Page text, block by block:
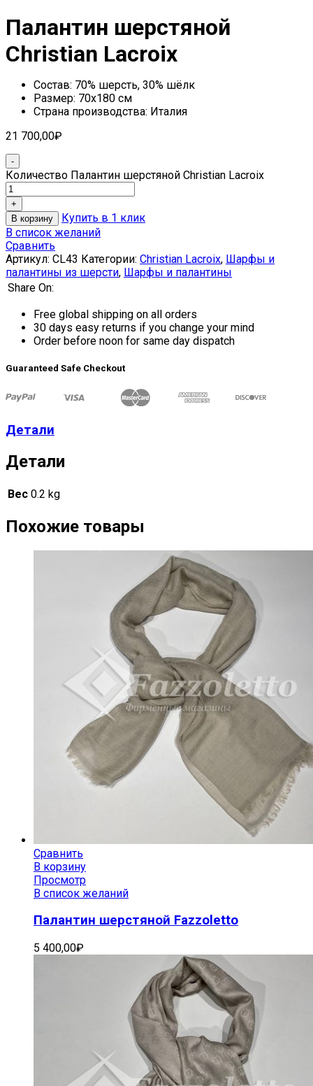
Палантин шерстяной
Christian Lacroix
Состав: 70% шерсть, 30% шёлк
Размер: 70х180 см
Страна производства: Италия
21 700,00₽
Количество Палантин шерстяной Christian Lacroix
В корзину
Купить в 1 клик
В список желаний
Сравнить
Артикул: CL43 Категории: Christian Lacroix, Шарфы и
палантины из шерсти, Шарфы и палантины
Share On:
Free global shipping on all orders
30 days easy returns if you change your mind
Order before noon for same day dispatch
Guaranteed Safe Checkout
Детали
Детали
Вес 0.2 kg
Похожие товары
Сравнить
В корзину
Просмотр
В список желаний
Палантин шерстяной Fazzoletto
5 400,00₽